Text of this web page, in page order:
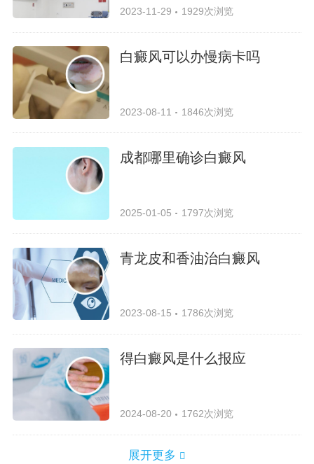
2023-11-29 1929次浏览
白癜风可以办慢病卡吗
2023-08-11 1846次浏览
成都哪里确诊白癜风
2025-01-05 1797次浏览
青龙皮和香油治白癜风
2023-08-15 1786次浏览
得白癜风是什么报应
2024-08-20 1762次浏览
展开更多